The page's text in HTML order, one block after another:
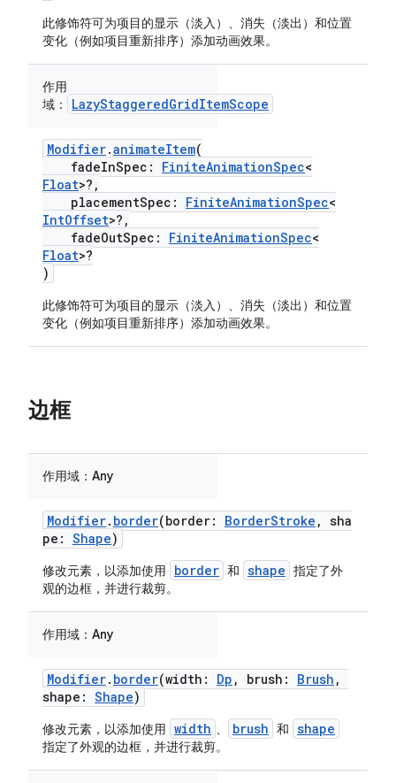
此修饰符可为项目的显示（淡入）、消失（淡出）和位置
变化（例如项目重新排序）添加动画效果。
作用
域：
LazyStaggeredGridItemScope
Modifier.animateItem(
fadeInSpec: FiniteAnimationSpec<
Float>?,
placementSpec: FiniteAnimationSpec<
IntOffset>?,
fadeOutSpec: FiniteAnimationSpec<
Float>?
)
此修饰符可为项目的显示（淡入）、消失（淡出）和位置
变化（例如项目重新排序）添加动画效果。
边框
作用域： Any
Modifier. border(border: BorderStroke , sha
pe: Shape)
修改元素，以添加使用 border 和 shape 指定了外
观的边框，并进行裁剪。
作用域： Any
Modifier. border(width: Dp , brush: Brush ,
shape: Shape)
修改元素，以添加使用 width 、 brush 和 shape
指定了外观的边框，并进行裁剪。